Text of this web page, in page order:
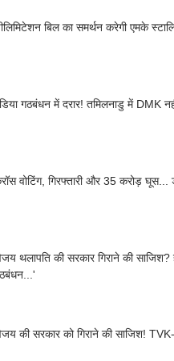
बिल का समर्थन करेगी एमके
गठबंधन में दरार! तमिलनाडु में DMK
वोटिंग, गिरफ्तारी और 35 करोड़ घूस...
थलापति की सरकार गिराने की
की सरकार को गिराने की साजिश!